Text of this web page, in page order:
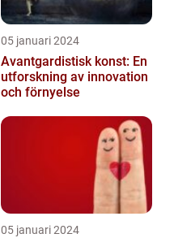
05 januari 2024
Avantgardistisk konst: En
utforskning av innovation
och förnyelse
05 januari 2024